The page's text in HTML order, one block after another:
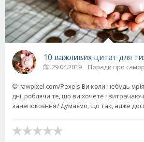
10 важливих цитат для
29.04.2019 Поради про
© rawpixel.com/Pexels Ви коли-небудь
дні, роблячи те, що ви хочете і
занепокоєння? Думаємо, що так, адже